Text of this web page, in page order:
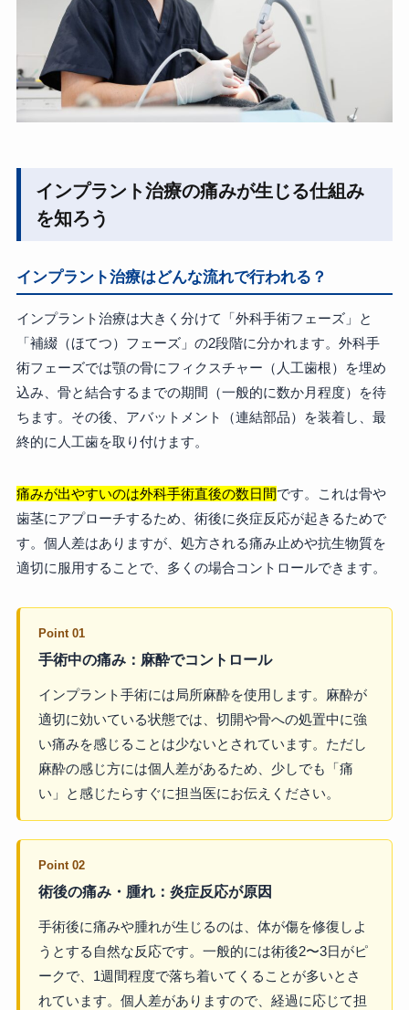
インプラント治療の痛みが生じる仕組み
を知ろう
インプラント治療はどんな流れで行われる？
インプラント治療は大きく分けて「外科手術フェーズ」と
「補綴（ほてつ）フェーズ」の2段階に分かれます。外科手
術フェーズでは顎の骨にフィクスチャー（人工歯根）を埋め
込み、骨と結合するまでの期間（一般的に数か月程度）を待
ちます。その後、アバットメント（連結部品）を装着し、最
終的に人工歯を取り付けます。
痛みが出やすいのは外科手術直後の数日間です。これは骨や
歯茎にアプローチするため、術後に炎症反応が起きるためで
す。個人差はありますが、処方される痛み止めや抗生物質を
適切に服用することで、多くの場合コントロールできます。
Point 01
手術中の痛み：麻酔でコントロール
インプラント手術には局所麻酔を使用します。麻酔が
適切に効いている状態では、切開や骨への処置中に強
い痛みを感じることは少ないとされています。ただし
麻酔の感じ方には個人差があるため、少しでも「痛
い」と感じたらすぐに担当医にお伝えください。
Point 02
術後の痛み・腫れ：炎症反応が原因
手術後に痛みや腫れが生じるのは、体が傷を修復しよ
うとする自然な反応です。一般的には術後2〜3日がピ
ークで、1週間程度で落ち着いてくることが多いとさ
れています。個人差がありますので、経過に応じて担